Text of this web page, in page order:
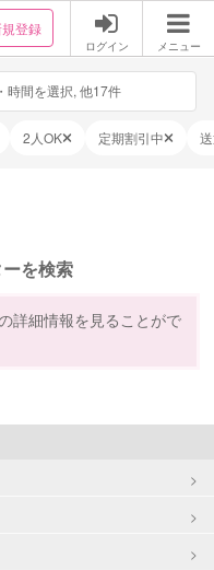
規登録
ログイン メニュー
時間を選択, 他17件
2人OK 定期割引中
を検索
詳細情報を見ることがで